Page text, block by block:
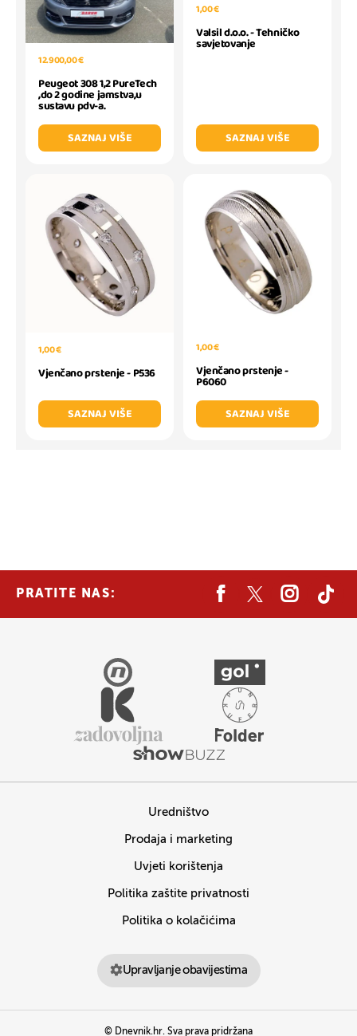
12.900,00 €
Peugeot 308 1,2 PureTech
,do 2 godine jamstva,u
sustavu pdv-a.
SAZNAJ VIŠE
1,00 €
Valsil d.o.o. - Tehničko
savjetovanje
SAZNAJ VIŠE
1,00 €
Vjenčano prstenje - P536
SAZNAJ VIŠE
1,00 €
Vjenčano prstenje -
P6060
SAZNAJ VIŠE
PRATITE NAS:
Uredništvo
Prodaja i marketing
Uvjeti korištenja
Politika zaštite privatnosti
Politika o kolačićima
Upravljanje obavijestima
© Dnevnik.hr. Sva prava pridržana